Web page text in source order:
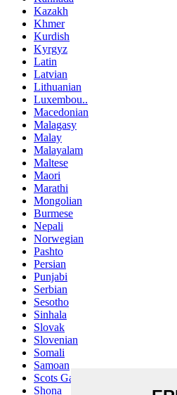
Kazakh
Khmer
Kurdish
Kyrgyz
Latin
Latvian
Lithuanian
Luxembou..
Macedonian
Malagasy
Malay
Malayalam
Maltese
Maori
Marathi
Mongolian
Burmese
Nepali
Norwegian
Pashto
Persian
Punjabi
Serbian
Sesotho
Sinhala
Slovak
Slovenian
Somali
Samoan
Scots Gaelic
Shona